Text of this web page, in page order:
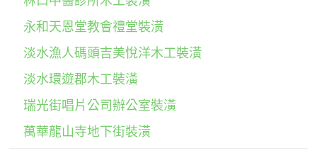
永和天恩堂教會禮堂裝潢
淡水漁人碼頭吉美悅洋木工裝潢
淡水環遊郡木工裝潢
瑞光街唱片公司辦公室裝潢
萬華龍山寺地下街裝潢